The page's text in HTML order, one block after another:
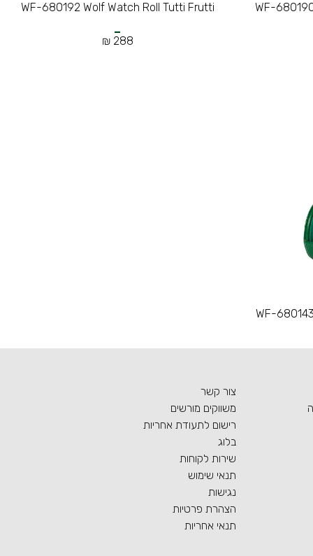
WF-
WF-680192 Wolf Watch Roll Tutti Frutti
288 ₪
WF-
צור קשר
משווקים מורשים
רישום לתעודת אחריות
בלוג
שירות לקוחות
תנאי שימוש
נגישות
הצהרת פרטיות
תנאי אחריות